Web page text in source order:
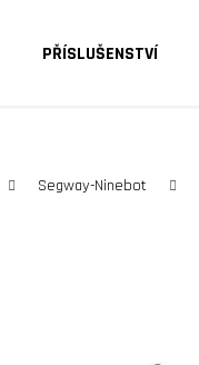
PŘÍSLUŠENSTVÍ
Segway-Ninebot